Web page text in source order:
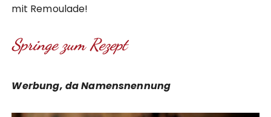
mit Remoulade!
Springe zum Rezept
Werbung, da Namensnennung